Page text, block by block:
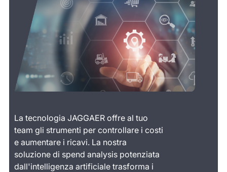
La tecnologia JAGGAER offre al tuo
team gli strumenti per controllare i costi
e aumentare i ricavi. La nostra
soluzione di spend analysis potenziata
dall'intelligenza artificiale trasforma i